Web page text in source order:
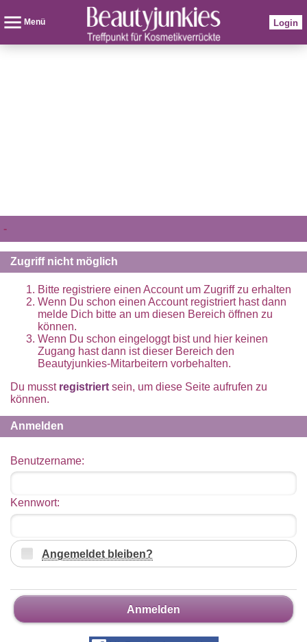
Menü Login
-
Zugriff nicht möglich
Bitte registriere einen Account um Zugriff zu erhalten
Wenn Du schon einen Account registriert hast dann
melde Dich bitte an um diesen Bereich öffnen zu
können.
Wenn Du schon eingeloggt bist und hier keinen
Zugang hast dann ist dieser Bereich den
Beautyjunkies-Mitarbeitern vorbehalten.
Du musst registriert sein, um diese Seite aufrufen zu
können.
Anmelden
Benutzername:
Kennwort:
Angemeldet bleiben?
Anmelden